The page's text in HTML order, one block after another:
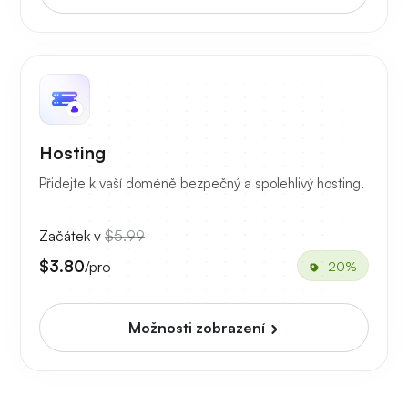
Hosting
Přidejte k vaší doméně bezpečný a spolehlivý hosting.
Začátek v $5.99
$3.80/pro -20%
Možnosti zobrazení